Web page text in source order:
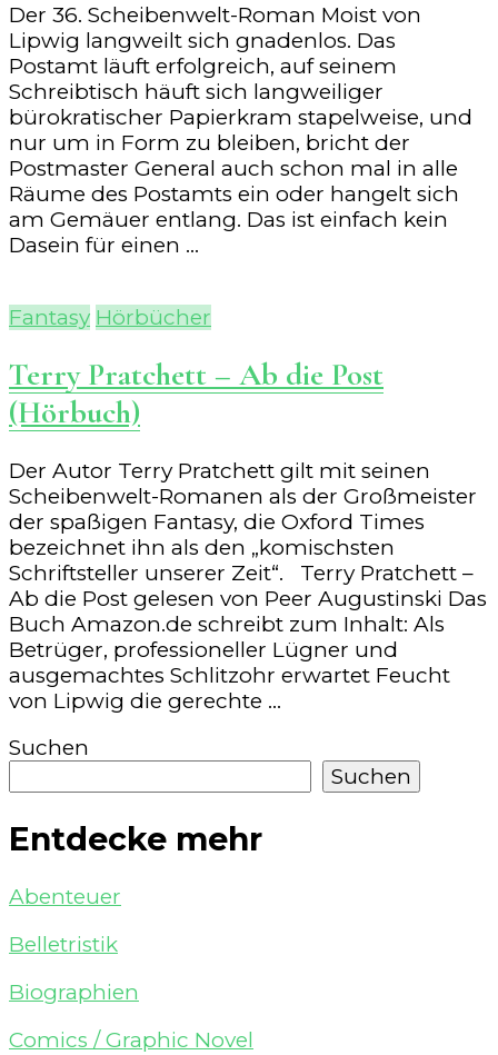
Pratchett
–
Making
Money
Der 36. Scheibenwelt-Roman Moist von
Lipwig langweilt sich gnadenlos. Das
Postamt läuft erfolgreich, auf seinem
Schreibtisch häuft sich langweiliger
bürokratischer Papierkram stapelweise, und
nur um in Form zu bleiben, bricht der
Postmaster General auch schon mal in alle
Räume des Postamts ein oder hangelt sich
am Gemäuer entlang. Das ist einfach kein
Dasein für einen …
Fantasy Hörbücher
Terry Pratchett – Ab die Post
(Hörbuch)
Der Autor Terry Pratchett gilt mit seinen
Scheibenwelt-Romanen als der Großmeister
der spaßigen Fantasy, die Oxford Times
bezeichnet ihn als den „komischsten
Schriftsteller unserer Zeit“. Terry Pratchett –
Ab die Post gelesen von Peer Augustinski Das
Buch Amazon.de schreibt zum Inhalt: Als
Betrüger, professioneller Lügner und
ausgemachtes Schlitzohr erwartet Feucht
von Lipwig die gerechte …
Suchen
Suchen
Entdecke mehr
Abenteuer
Belletristik
Biographien
Comics / Graphic Novel